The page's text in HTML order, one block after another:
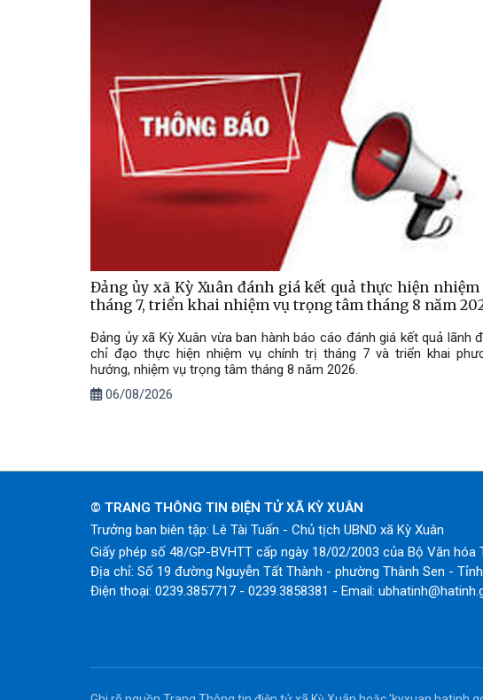
Đảng ủy xã Kỳ Xuân đánh giá kết quả thực hiện nhiệm
tháng 7, triển khai nhiệm vụ trọng tâm tháng 8 năm
Đảng ủy xã Kỳ Xuân vừa ban hành báo cáo đánh giá kết quả lãnh
chỉ đạo thực hiện nhiệm vụ chính trị tháng 7 và triển khai
hướng, nhiệm vụ trọng tâm tháng 8 năm 2026.
06/08/2026
© TRANG THÔNG TIN ĐIỆN TỬ XÃ KỲ XUÂN
Trưởng ban biên tập: Lê Tài Tuấn - Chủ tịch UBND xã Kỳ Xuân
Giấy phép số 48/GP-BVHTT cấp ngày 18/02/2003 của Bộ Văn hóa
Địa chỉ: Số 19 đường Nguyễn Tất Thành - phường Thành Sen -
Điện thoại: 0239.3857717 - 0239.3858381 - Email: